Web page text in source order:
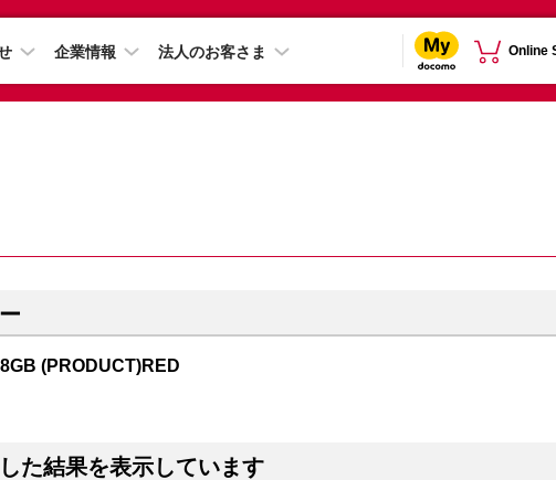
企業情報 法人のお客さま Online
(PRODUCT)RED
た結果を表示しています